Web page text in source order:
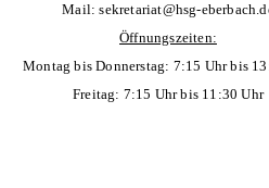
Mail:sekretariat@hsg-
Öffnungszeiten:
Montag bis Donnerstag: 7:15 Uhr bis
Freitag: 7:15 Uhr bis 11:30 Uhr